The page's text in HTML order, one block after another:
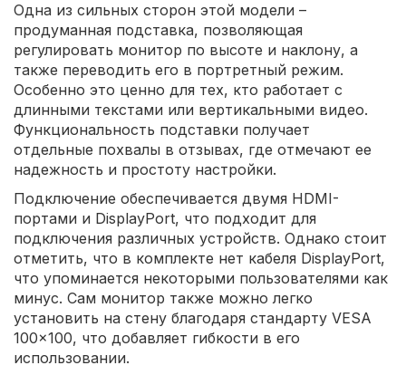
Одна из сильных сторон этой модели –
продуманная подставка, позволяющая
регулировать монитор по высоте и наклону, а
также переводить его в портретный режим.
Особенно это ценно для тех, кто работает с
длинными текстами или вертикальными видео.
Функциональность подставки получает
отдельные похвалы в отзывах, где отмечают ее
надежность и простоту настройки.
Подключение обеспечивается двумя HDMI-
портами и DisplayPort, что подходит для
подключения различных устройств. Однако стоит
отметить, что в комплекте нет кабеля DisplayPort,
что упоминается некоторыми пользователями как
минус. Сам монитор также можно легко
установить на стену благодаря стандарту VESA
100x100, что добавляет гибкости в его
использовании.